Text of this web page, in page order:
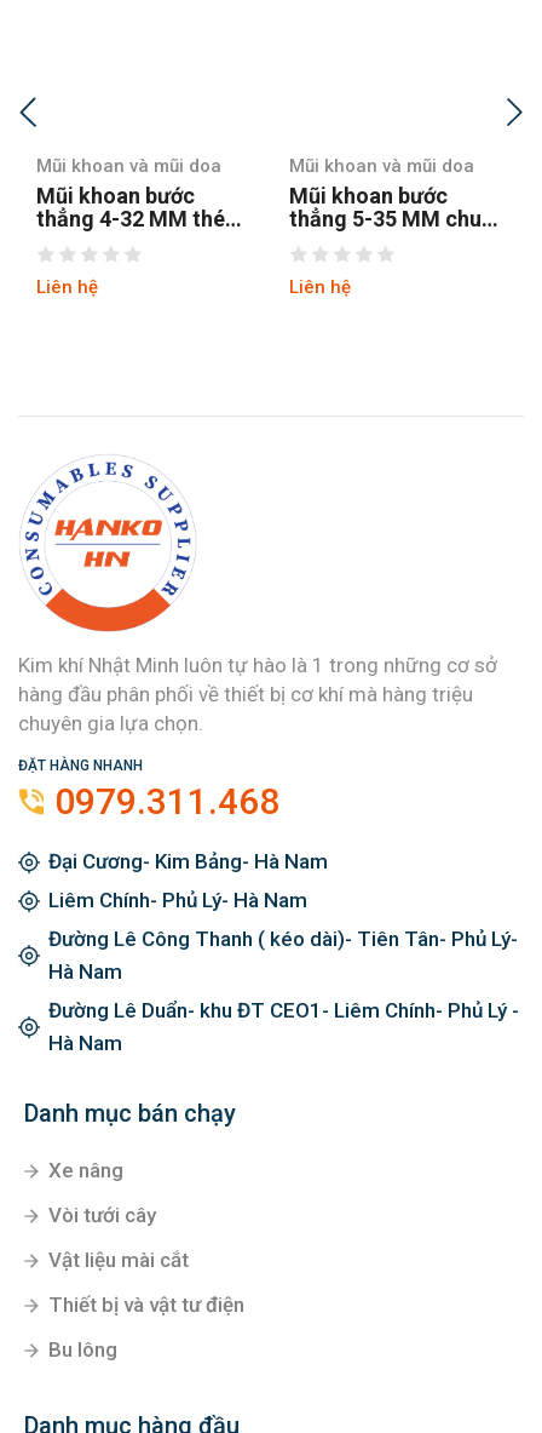
Mũi khoan và mũi doa
Mũi khoan bước
thẳng 5-35 MM chuôi
tròn
Liên hệ
Mũi khoan và mũi doa
Mũi khoan bước
thẳng chuôi tròn 4-12
hss4241 tin
Liên hệ
Kim khí Nhật Minh luôn tự hào là 1 trong những cơ sở
hàng đầu phân phối về thiết bị cơ khí mà hàng triệu
chuyên gia lựa chọn.
ĐẶT HÀNG NHANH
0979.311.468
Đại Cương- Kim Bảng- Hà Nam
Liêm Chính- Phủ Lý- Hà Nam
Đường Lê Công Thanh ( kéo dài)- Tiên Tân- Phủ Lý-
Hà Nam
Đường Lê Duẩn- khu ĐT CEO1- Liêm Chính- Phủ Lý -
Hà Nam
Danh mục bán chạy
Xe nâng
Vòi tưới cây
Vật liệu mài cắt
Thiết bị và vật tư điện
Bu lông
Danh mục hàng đầu